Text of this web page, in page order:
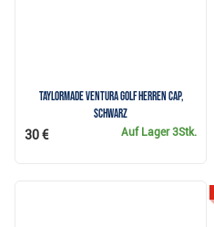
TaylorMade Ventura Golf Herren Cap,
schwarz
Auf Lager3Stk.
30 €